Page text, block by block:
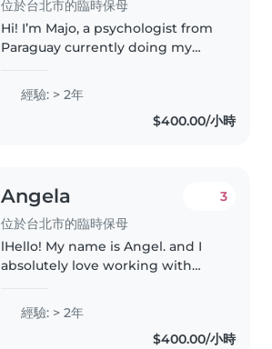
位於台北市的臨時保母
Hi! I’m Majo, a psychologist from
Paraguay currently doing my
8 months to 9 years old and
genuinely enjoy spending time
經驗: > 2年
$400.00/小時
Angela
位於台北市的臨時保母
3
lHello! My name is Angel. and I
absolutely love working with
patient, and energetic babysitter
with 2 years of experience here a
經驗: > 2年
$400.00/小時